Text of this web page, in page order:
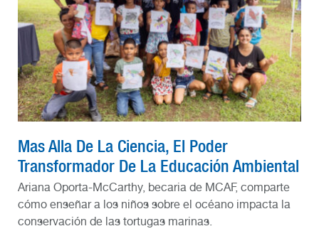
Mas Alla De La Ciencia, El Poder
Transformador De La Educación Ambiental
Ariana Oporta-McCarthy, becaria de MCAF, comparte
cómo enseñar a los niños sobre el océano impacta la
conservación de las tortugas marinas.